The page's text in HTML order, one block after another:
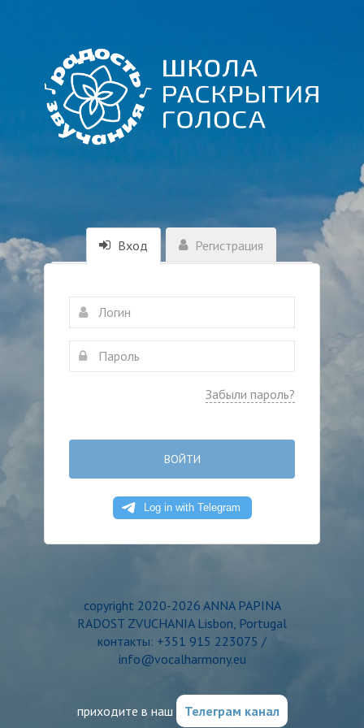
Вход Регистрация
Забыли пароль?
ВОЙТИ
copyright 2020-2026 ANNA PAPINA
RADOST ZVUCHANIA Lisbon, Portugal
контакты: +351 915 223075 /
info@vocalharmony.eu
приходите в наш Телеграм канал